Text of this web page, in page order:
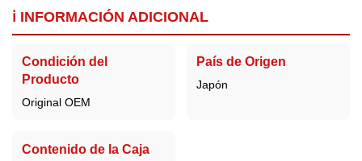
ℹ️ INFORMACIÓN ADICIONAL
Condición del
Producto
Original OEM
País de Origen
Japón
Contenido de la Caja